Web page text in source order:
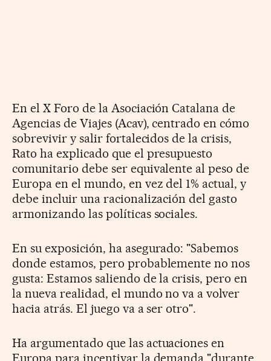
En el X Foro de la Asociación Catalana de
Agencias de Viajes (Acav), centrado en cómo
sobrevivir y salir fortalecidos de la crisis,
Rato ha explicado que el presupuesto
comunitario debe ser equivalente al peso de
Europa en el mundo, en vez del 1% actual, y
debe incluir una racionalización del gasto
armonizando las políticas sociales.
En su exposición, ha asegurado: "Sabemos
donde estamos, pero probablemente no nos
gusta: Estamos saliendo de la crisis, pero en
la nueva realidad, el mundo no va a volver
hacia atrás. El juego va a ser otro".
Ha argumentado que las actuaciones en
Europa para incentivar la demanda "durante